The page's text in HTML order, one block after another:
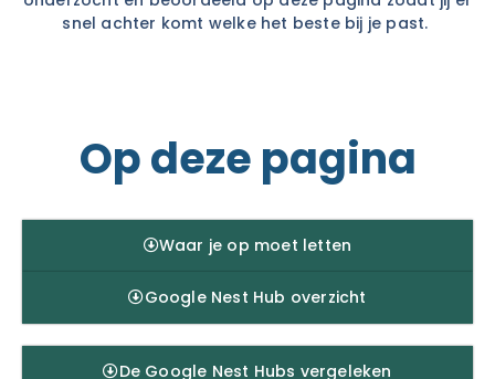
snel achter komt welke het beste bij je past.
Op deze pagina
Waar je op moet letten
Google Nest Hub overzicht
De Google Nest Hubs vergeleken